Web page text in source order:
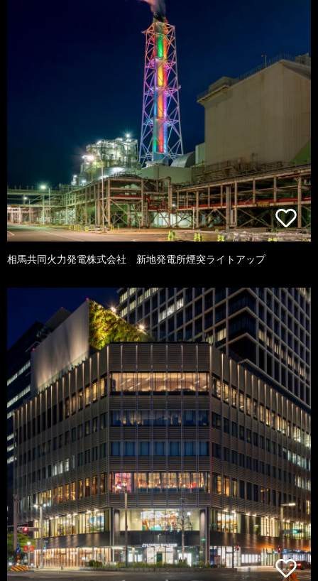
相馬共同火力発電株式会社 新地発電所煙突ライトアップ